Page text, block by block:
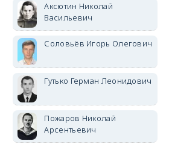
Аксютин Николай
Васильевич
Соловьёв Игорь Олегович
Гутько Герман Леонидович
Пожаров Николай
Арсентьевич